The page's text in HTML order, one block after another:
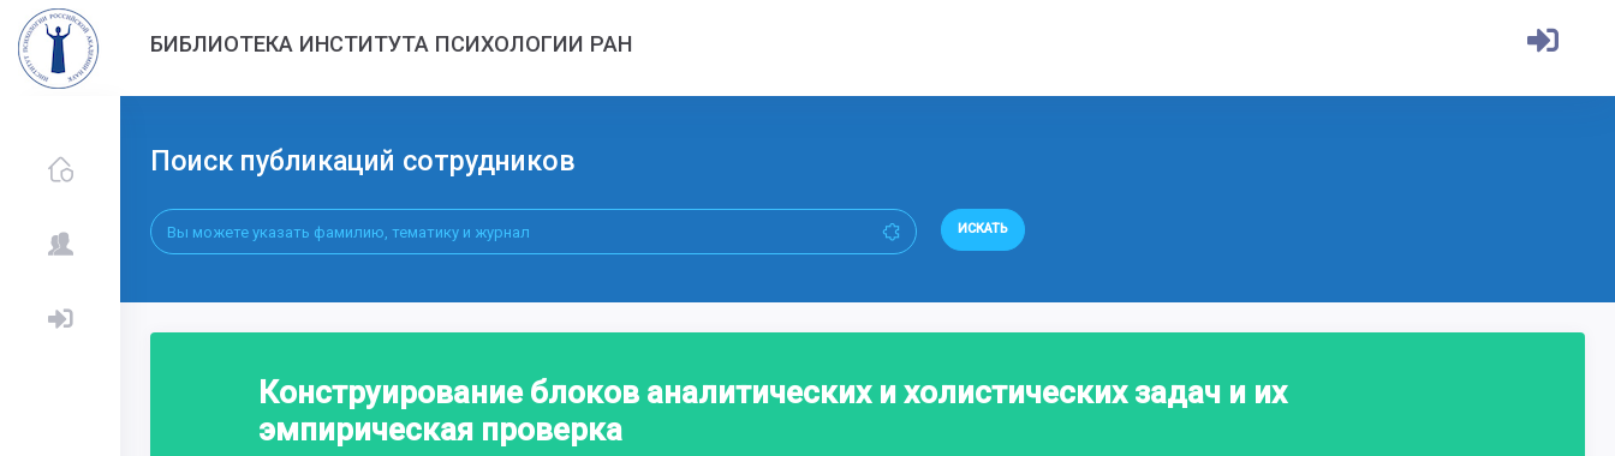
БИБЛИОТЕКА ИНСТИТУТА ПСИХОЛОГИИ РАН
Поиск публикаций сотрудников
ИСКАТЬ
Конструирование блоков аналитических и холистических задач и их
эмпирическая проверка